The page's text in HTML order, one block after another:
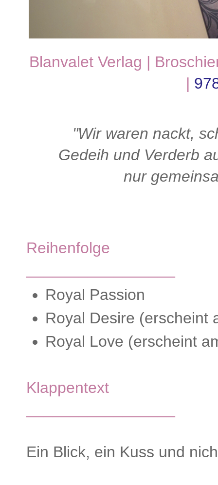
Blanvalet Verlag |
|
"Wir waren nackt,
Gedeih und Verderb
nur
Reihenfolge
Royal Passion
Royal Desire (erscheint
Royal Love (erscheint
Klappentext
Ein Blick, ein Kuss und